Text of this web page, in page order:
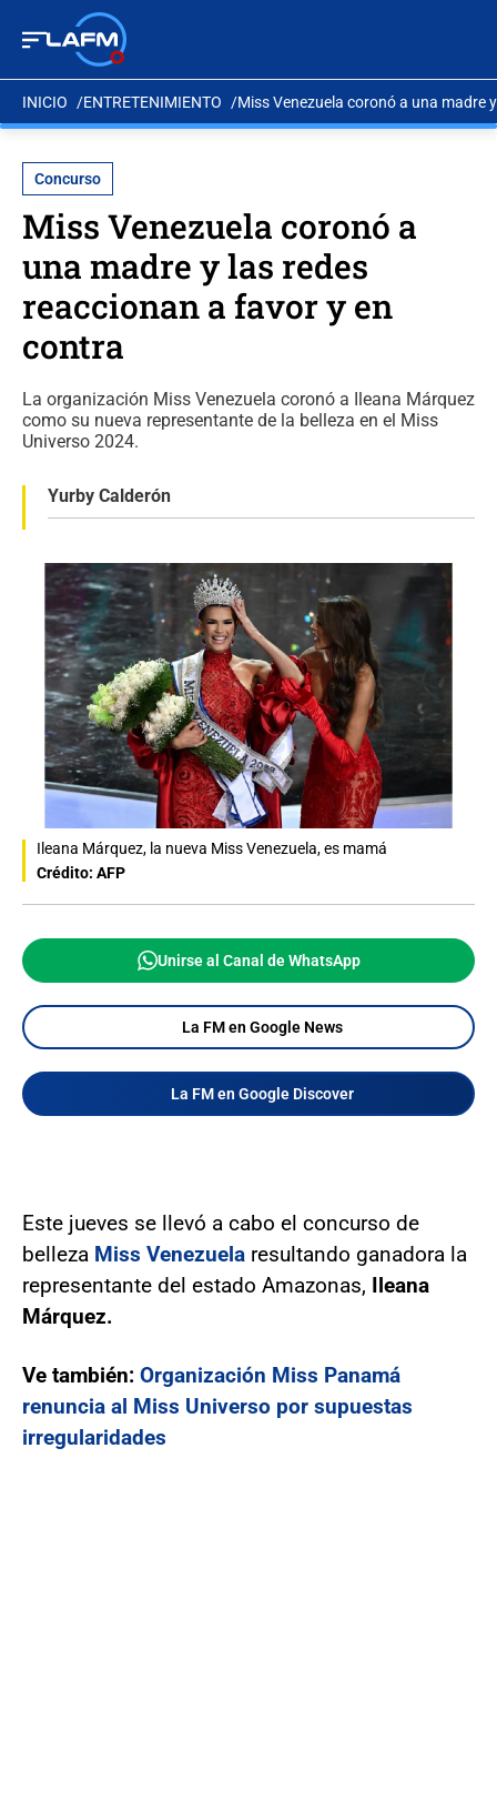
INICIO ENTRETENIMIENTO Miss Venezuela coronó a una madre
Concurso
Miss Venezuela coronó a
una madre y las redes
reaccionan a favor y en
contra
La organización Miss Venezuela coronó a Ileana Márquez
como su nueva representante de la belleza en el Miss
Universo 2024.
Yurby Calderón
Ileana Márquez, la nueva Miss Venezuela, es mamá
Crédito: AFP
Unirse al Canal de WhatsApp
La FM en Google News
La FM en Google Discover
Este jueves se llevó a cabo el concurso de
belleza Miss Venezuela resultando ganadora la
representante del estado Amazonas, Ileana
Márquez.
Ve también: Organización Miss Panamá
renuncia al Miss Universo por supuestas
irregularidades